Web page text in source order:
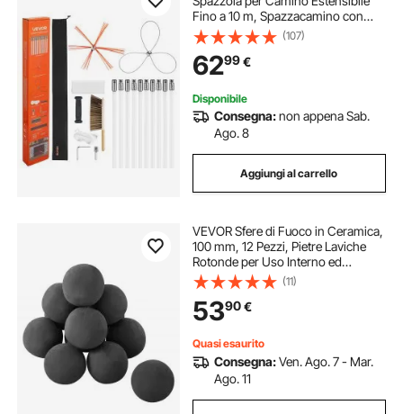
Fino a 10 m, Spazzacamino con
Doppie Testine, Spazzola e
Occhiali, Strumento per la Pulizia
del Camino per Rettangolari e ad
Arco
(107)
6299€
Disponibile
Consegna:non appena Sab.
Ago. 8
Aggiungi al carrello
VEVOR Sfere di Fuoco in Ceramica,
100 mm, 12 Pezzi, Pietre Laviche
Rotonde per Uso Interno ed
Esterno, Pietre Decorative per
Braciere, per Caminetti a Propano
Gas, Stufe, Campeggio, Nero
(11)
5390€
Quasi esaurito
Consegna:Ven. Ago. 7 - Mar.
Ago. 11